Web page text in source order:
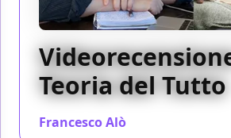
Teoria del Tutto
Francesco Alò